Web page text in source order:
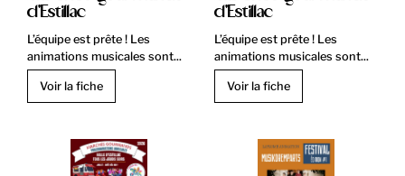
d'Estillac
L’équipe est prête ! Les
animations musicales sont...
Voir la fiche
d'Estillac
L’équipe est prête ! Les
animations musicales sont...
Voir la fiche